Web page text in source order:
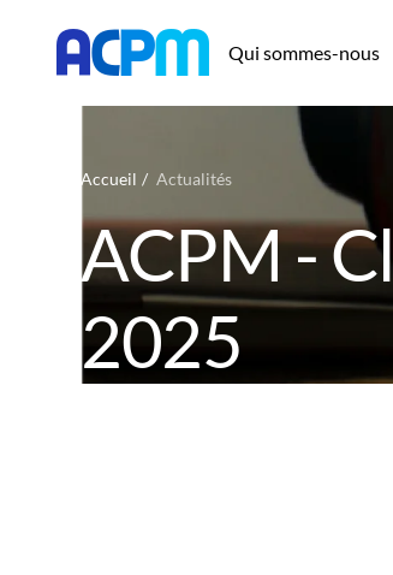
Qui sommes-nous
Accueil Actualités
ACPM -
2025